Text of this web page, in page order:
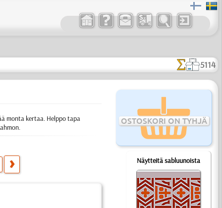
5114
OSTOSKORI ON TYHJÄ
Näytteitä sabluunoista
monta kertaa. Helppo tapa